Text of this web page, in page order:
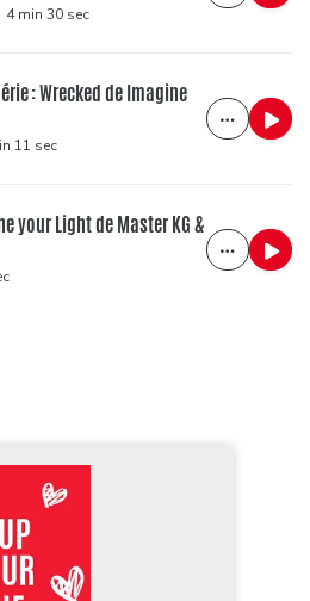
4 min 30 sec
: Wrecked de Imagine
11 sec
your Light de Master KG &